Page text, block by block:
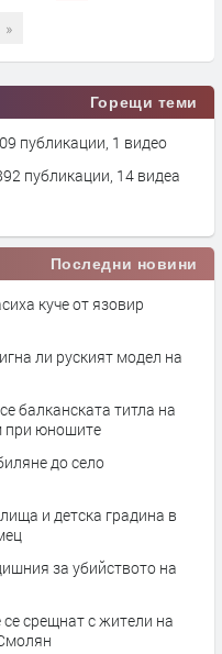
»
Горещи теми
– 309 публикации, 1 видео
– 3892 публикации, 14 видеа
Последни новини
куче от язовир
ли руският модел на
балканската титла на
при юношите
до село
и детска градина в
за убийството на
срещнат с жители на